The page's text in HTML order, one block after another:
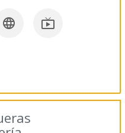
 